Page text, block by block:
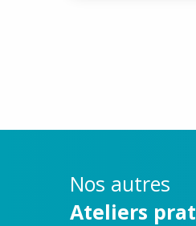
Nos autres
Ateliers